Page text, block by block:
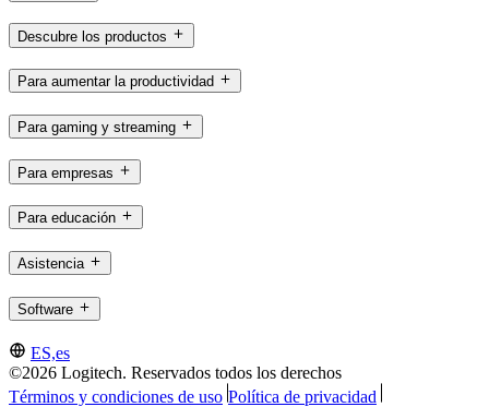
Descubre los productos
Para aumentar la productividad
Para gaming y streaming
Para empresas
Para educación
Asistencia
Software
ES,es
©2026 Logitech. Reservados todos los derechos
Términos y condiciones de uso Política de privacidad